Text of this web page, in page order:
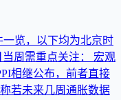
一览，以下均为北京时
周需重点关注： 宏观
相继公布，前者直接
若未来几周通胀数据